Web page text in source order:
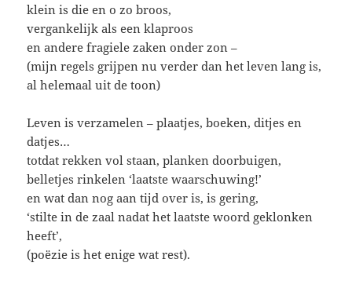
klein is die en o zo broos,
vergankelijk als een klaproos
en andere fragiele zaken onder zon –
(mijn regels grijpen nu verder dan het leven lang is,
al helemaal uit de toon)
Leven is verzamelen – plaatjes, boeken, ditjes en
datjes…
totdat rekken vol staan, planken doorbuigen,
belletjes rinkelen ‘laatste waarschuwing!’
en wat dan nog aan tijd over is, is gering,
‘stilte in de zaal nadat het laatste woord geklonken
heeft’,
(poëzie is het enige wat rest).